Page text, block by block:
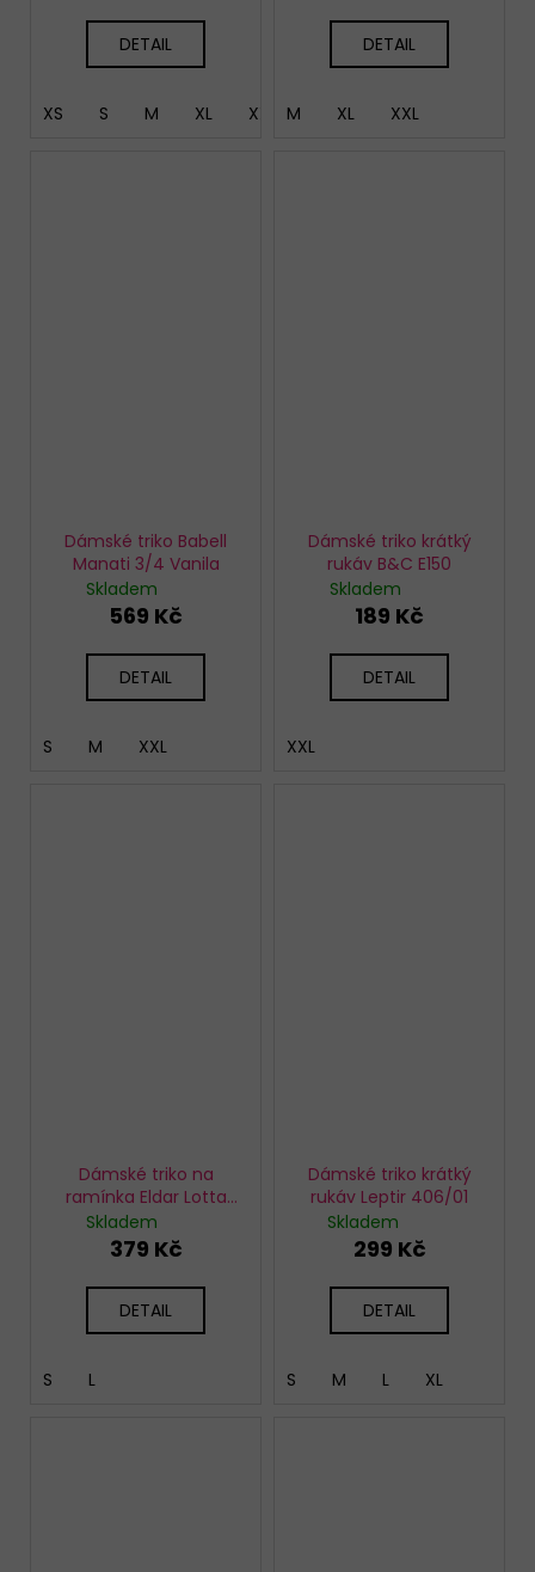
DETAIL
XS S M XL XXL
DETAIL
M XL XXL
Dámské triko Babell
Manati 3/4 Vanila
Skladem
569 Kč
DETAIL
S M XXL
Dámské triko krátký
rukáv B&C E150
Skladem
189 Kč
DETAIL
XXL
Dámské triko na
ramínka Eldar Lotta
bílé
Skladem
379 Kč
DETAIL
S L
Dámské triko krátký
rukáv Leptir 406/01
Skladem
299 Kč
DETAIL
S M L XL